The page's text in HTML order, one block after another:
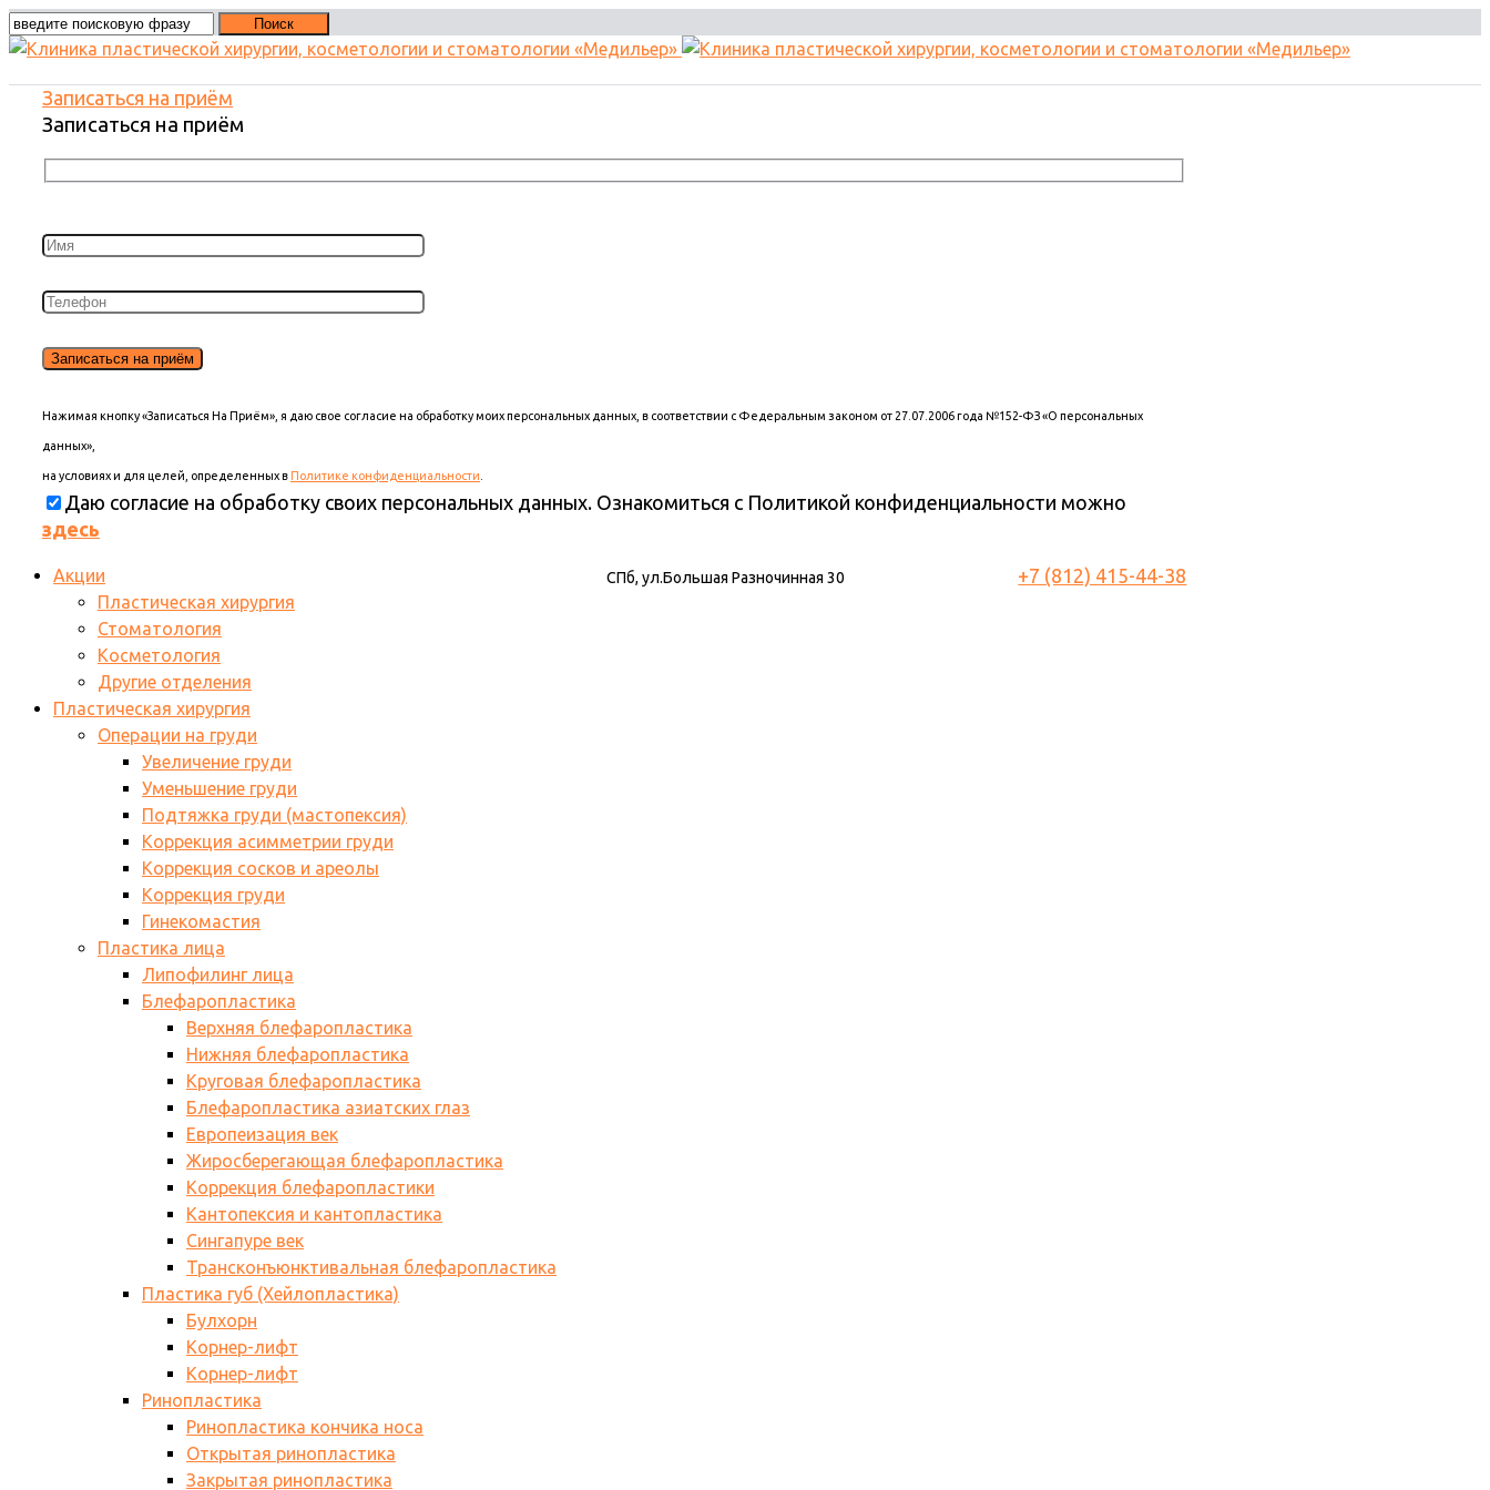
Записаться на приём
Записаться на приём
Нажимая кнопку «Записаться На Приём», я даю свое согласие на обработку моих персональных данных, в соответствии с Федеральным законом от 27.07.2006 года №152-ФЗ «О персональных
данных»,
на условиях и для целей, определенных в Политике конфиденциальности
Даю согласие на обработку своих персональных данных. Ознакомиться с Политикой конфиденциальности можно
здесь
+7 (812) 415-44-38
СПб, ул.Большая Разночинная 30
Акции
Пластическая хирургия
Стоматология
Косметология
Другие отделения
Пластическая хирургия
Операции на груди
Увеличение груди
Уменьшение груди
Подтяжка груди (мастопексия)
Коррекция асимметрии груди
Коррекция сосков и ареолы
Коррекция груди
Гинекомастия
Пластика лица
Липофилинг лица
Блефаропластика
Верхняя блефаропластика
Нижняя блефаропластика
Круговая блефаропластика
Блефаропластика азиатских глаз
Европеизация век
Жиросберегающая блефаропластика
Коррекция блефаропластики
Кантопексия и кантопластика
Сингапуре век
Трансконъюнктивальная блефаропластика
Пластика губ (Хейлопластика)
Булхорн
Корнер-лифт
Корнер-лифт
Ринопластика
Ринопластика кончика носа
Открытая ринопластика
Закрытая ринопластика